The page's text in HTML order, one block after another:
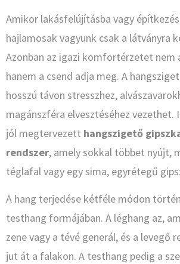
Amikor lakásfelújításba vagy
hajlamosak vagyunk csak a látványra
Azonban az igazi komfortérzetet nem
hanem a csend adja meg. A
hosszú távon stresszhez,
magánszféra elvesztéséhez vezethet.
jól megtervezett hangszigető
rendszer, amely sokkal többet nyújt,
téglafal vagy egy sima, egyrétegű
A hang terjedése kétféle módon
testhang formájában. A léghang az,
zene vagy a tévé generál, és a levegő
jut át a falakon. A testhang pedig a